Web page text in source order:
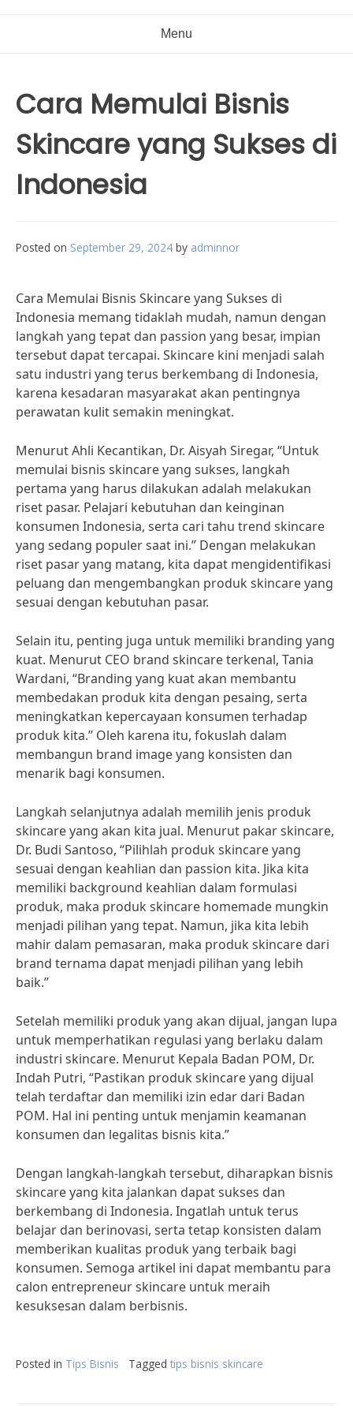
Menu
Cara Memulai Bisnis
Skincare yang Sukses di
Indonesia
Posted on September 29, 2024 by adminnor
Cara Memulai Bisnis Skincare yang Sukses di
Indonesia memang tidaklah mudah, namun dengan
langkah yang tepat dan passion yang besar, impian
tersebut dapat tercapai. Skincare kini menjadi salah
satu industri yang terus berkembang di Indonesia,
karena kesadaran masyarakat akan pentingnya
perawatan kulit semakin meningkat.
Menurut Ahli Kecantikan, Dr. Aisyah Siregar, “Untuk
memulai bisnis skincare yang sukses, langkah
pertama yang harus dilakukan adalah melakukan
riset pasar. Pelajari kebutuhan dan keinginan
konsumen Indonesia, serta cari tahu trend skincare
yang sedang populer saat ini.” Dengan melakukan
riset pasar yang matang, kita dapat mengidentifikasi
peluang dan mengembangkan produk skincare yang
sesuai dengan kebutuhan pasar.
Selain itu, penting juga untuk memiliki branding yang
kuat. Menurut CEO brand skincare terkenal, Tania
Wardani, “Branding yang kuat akan membantu
membedakan produk kita dengan pesaing, serta
meningkatkan kepercayaan konsumen terhadap
produk kita.” Oleh karena itu, fokuslah dalam
membangun brand image yang konsisten dan
menarik bagi konsumen.
Langkah selanjutnya adalah memilih jenis produk
skincare yang akan kita jual. Menurut pakar skincare,
Dr. Budi Santoso, “Pilihlah produk skincare yang
sesuai dengan keahlian dan passion kita. Jika kita
memiliki background keahlian dalam formulasi
produk, maka produk skincare homemade mungkin
menjadi pilihan yang tepat. Namun, jika kita lebih
mahir dalam pemasaran, maka produk skincare dari
brand ternama dapat menjadi pilihan yang lebih
baik.”
Setelah memiliki produk yang akan dijual, jangan lupa
untuk memperhatikan regulasi yang berlaku dalam
industri skincare. Menurut Kepala Badan POM, Dr.
Indah Putri, “Pastikan produk skincare yang dijual
telah terdaftar dan memiliki izin edar dari Badan
POM. Hal ini penting untuk menjamin keamanan
konsumen dan legalitas bisnis kita.”
Dengan langkah-langkah tersebut, diharapkan bisnis
skincare yang kita jalankan dapat sukses dan
berkembang di Indonesia. Ingatlah untuk terus
belajar dan berinovasi, serta tetap konsisten dalam
memberikan kualitas produk yang terbaik bagi
konsumen. Semoga artikel ini dapat membantu para
calon entrepreneur skincare untuk meraih
kesuksesan dalam berbisnis.
Posted in Tips Bisnis Tagged tips bisnis skincare